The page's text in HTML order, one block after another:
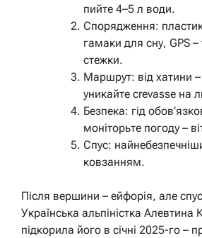
пийте 4–5 л води.
Спорядження:
гамаки для сну, GPS
стежки.
Маршрут: від хатини
уникайте crevasse на
Безпека: гід
моніторьте погоду –
Спус:
ковзанням.
Після вершини – ейфорія, але
Українська альпіністка Алевтина
підкорила його в січні 2025-го –